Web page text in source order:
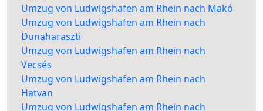
Umzug von Ludwigshafen am Rhein nach Makó
Umzug von Ludwigshafen am Rhein nach
Dunaharaszti
Umzug von Ludwigshafen am Rhein nach
Vecsés
Umzug von Ludwigshafen am Rhein nach
Hatvan
Umzug von Ludwigshafen am Rhein nach